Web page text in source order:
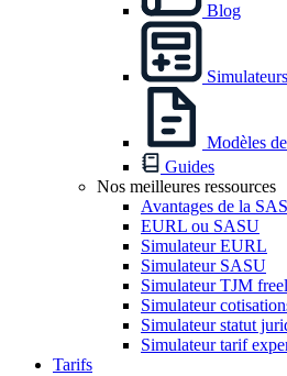
Blog
Modèles
Guides
Nos meilleures ressources
Avantages de la
EURL ou SASU
Simulateur EURL
Simulateur SASU
Simulateur TJM
Simulateur
Simulateur statut
Simulateur tarif
Tarifs